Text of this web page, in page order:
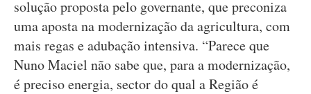
solução proposta pelo governante, que preconiza
uma aposta na modernização da agricultura, com
mais regas e adubação intensiva. “Parece que
Nuno Maciel não sabe que, para a modernização,
é preciso energia, sector do qual a Região é